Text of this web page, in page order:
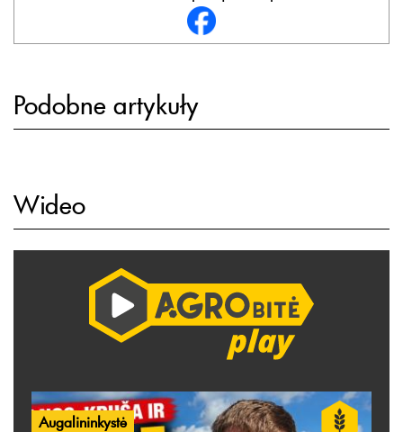
Podobne artykuły
Wideo
Augalininkystė